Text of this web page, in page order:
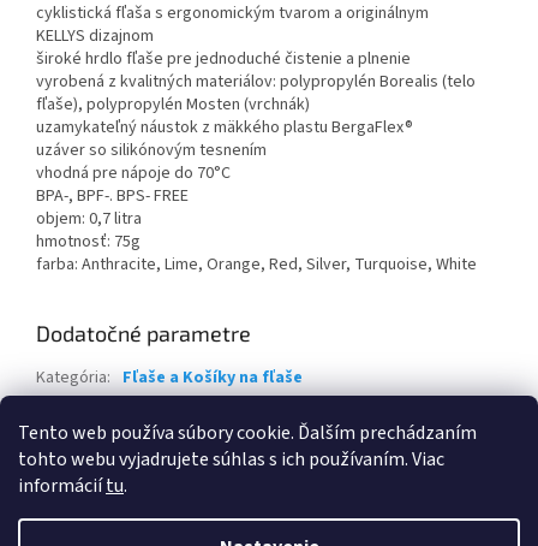
Tento web používa súbory cookie. Ďalším prechádzaním
tohto webu vyjadrujete súhlas s ich používaním. Viac
informáciítu.
cyklistická fľaša s ergonomickým tvarom a originálnym
KELLYS dizajnom
široké hrdlo fľaše pre jednoduché čistenie a plnenie
vyrobená z kvalitných materiálov: polypropylén Borealis (telo
fľaše), polypropylén Mosten (vrchnák)
uzamykateľný náustok z mäkkého plastu BergaFlex®
uzáver so silikónovým tesnením
vhodná pre nápoje do 70°C
BPA-, BPF-. BPS- FREE
objem: 0,7 litra
hmotnosť: 75g
farba: Anthracite, Lime, Orange, Red, Silver, Turquoise, White
Dodatočné parametre
Kategória: Fľaše a Košíky na fľaše
EAN: 8585053819172